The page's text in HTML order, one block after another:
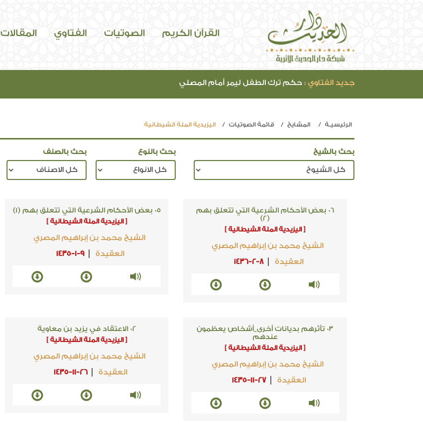
القرآن الكريم الصوتيات الفتاوي المقالات
جديد الفتاوي : حكم ترك الطفل ليمر أمام المصلي
الرئيسيـة المشايخ قائمة الصوتيات اليزيدية الملة الشيطانية
بحث بالشيخ بحث بالنوع بحث بالصنف
06 بعض الأحكام الشرعية التي تتعلق بهم
(2)
[ اليزيدية الملة الشيطانية ]
الشيخ محمد بن إبراهيم المصري
العقيدة
1436-2-8
05 بعض الأحكام الشرعية التي تتعلق بهم (1)
[ اليزيدية الملة الشيطانية ]
الشيخ محمد بن إبراهيم المصري
العقيدة
1435-1-9
03 تأثرهم بديانات أخرى_أشخاص يعظمون
عندهم
[ اليزيدية الملة الشيطانية ]
الشيخ محمد بن إبراهيم المصري
العقيدة
1435-11-27
02 الاعتقاد في يزيد بن معاوية
[ اليزيدية الملة الشيطانية ]
الشيخ محمد بن إبراهيم المصري
العقيدة
1435-11-26